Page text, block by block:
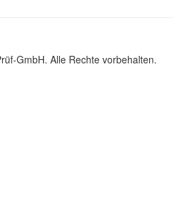
GmbH. Alle Rechte vorbehalten.